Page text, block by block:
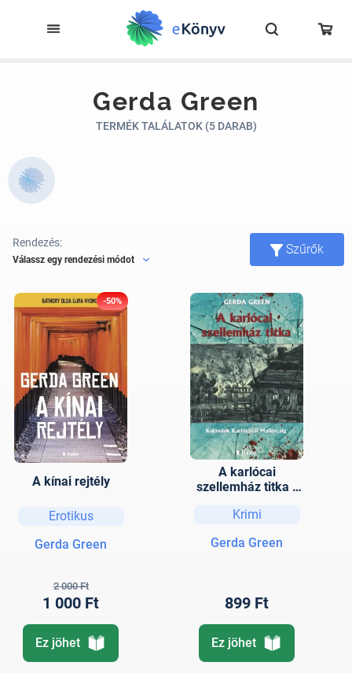
Gerda Green
TERMÉK TALÁLATOK (5 DARAB)
Rendezés:
Válassz egy rendezési módot
Szűrők
-50%
A kínai rejtély
Erotikus
Gerda Green
2 000 Ft
1 000 Ft
Ez jöhet
A karlócai
szellemház titka -
Karlócától
Krimi
Gerda Green
899 Ft
Ez jöhet